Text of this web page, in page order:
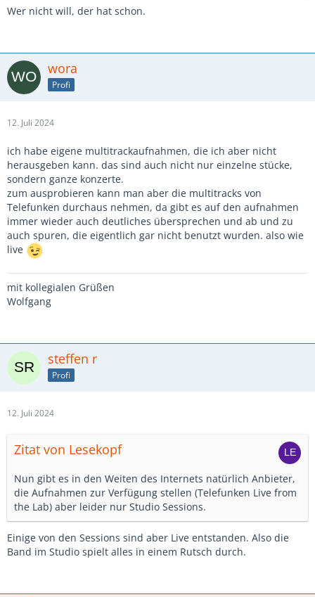
Wer nicht will, der hat schon.
wora
Profi
12. Juli 2024
ich habe eigene multitrackaufnahmen, die ich aber nicht
herausgeben kann. das sind auch nicht nur einzelne stücke,
sondern ganze konzerte.
zum ausprobieren kann man aber die multitracks von
Telefunken durchaus nehmen, da gibt es auf den aufnahmen
immer wieder auch deutliches übersprechen und ab und zu
auch spuren, die eigentlich gar nicht benutzt wurden. also wie
live
mit kollegialen Grüßen
Wolfgang
steffen r
Profi
12. Juli 2024
Zitat von Lesekopf
Nun gibt es in den Weiten des Internets natürlich Anbieter,
die Aufnahmen zur Verfügung stellen (Telefunken Live from
the Lab) aber leider nur Studio Sessions.
Einige von den Sessions sind aber Live entstanden. Also die
Band im Studio spielt alles in einem Rutsch durch.